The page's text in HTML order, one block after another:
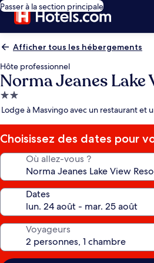
Passer à la section principale
Afficher tous les hébergements
Hôte professionnel
Norma Jeanes Lake
Hébergement
2.0 étoiles
Lodge à Masvingo avec un restaurant et
Choisissez des dates pour
Où allez-vous ?
Dates
Voyageurs